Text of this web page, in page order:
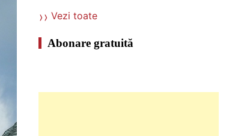
Vezi toate
Abonare gratuită